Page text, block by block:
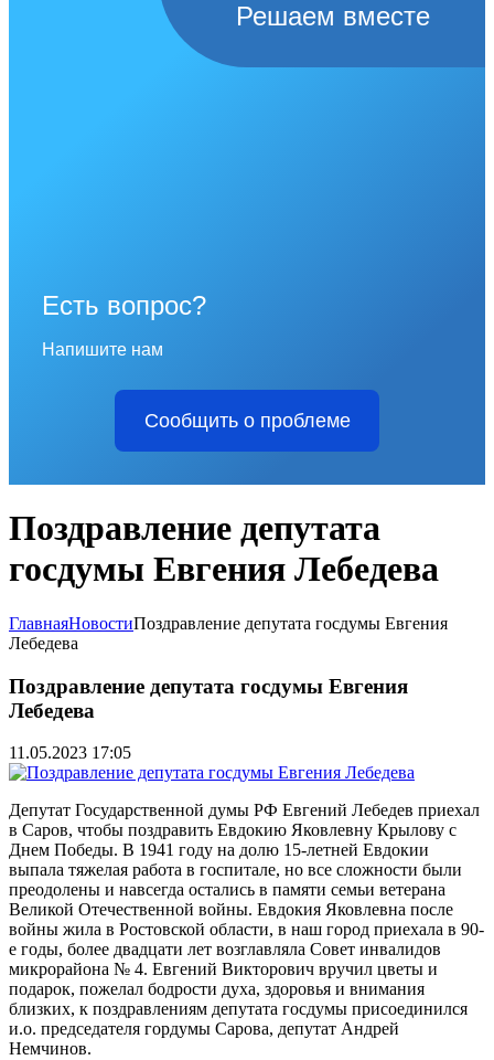
Решаем вместе
Есть вопрос?
Напишите нам
Сообщить о проблеме
Поздравление депутата
госдумы Евгения Лебедева
ГлавнаяНовостиПоздравление депутата госдумы Евгения
Лебедева
Поздравление депутата госдумы Евгения
Лебедева
11.05.2023 17:05
Депутат Государственной думы РФ Евгений Лебедев приехал
в Саров, чтобы поздравить Евдокию Яковлевну Крылову с
Днем Победы. В 1941 году на долю 15-летней Евдокии
выпала тяжелая работа в госпитале, но все сложности были
преодолены и навсегда остались в памяти семьи ветерана
Великой Отечественной войны. Евдокия Яковлевна после
войны жила в Ростовской области, в наш город приехала в 90-
е годы, более двадцати лет возглавляла Совет инвалидов
микрорайона № 4. Евгений Викторович вручил цветы и
подарок, пожелал бодрости духа, здоровья и внимания
близких, к поздравлениям депутата госдумы присоединился
и.о. председателя гордумы Сарова, депутат Андрей
Немчинов.